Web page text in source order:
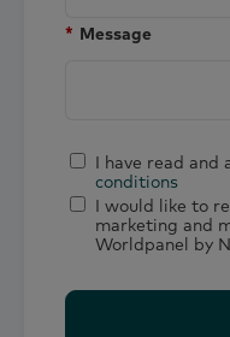
* Message
I have read and
conditions
I would like to
marketing and
Worldpanel by